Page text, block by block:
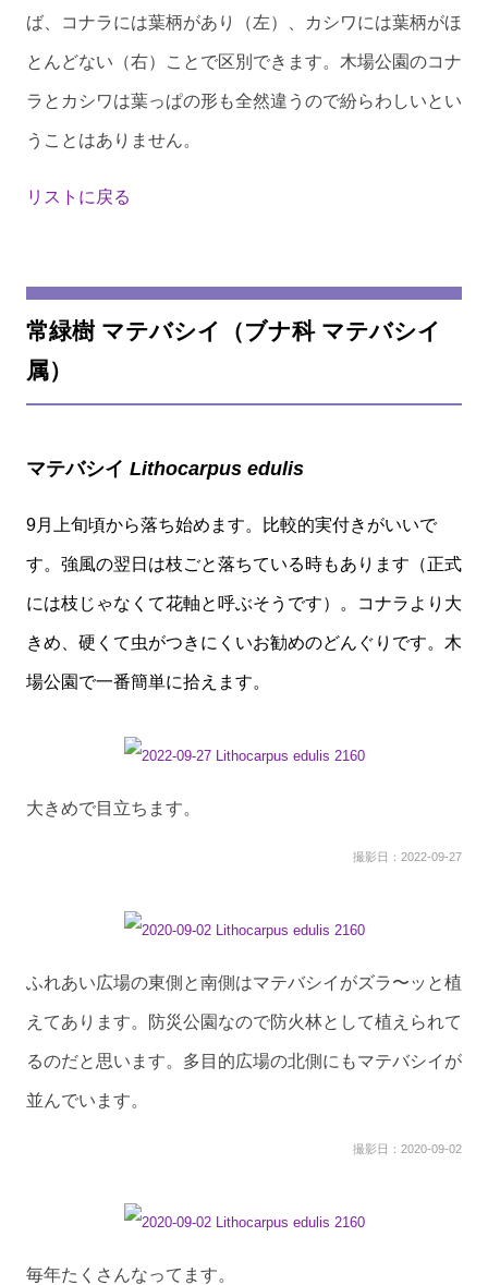
ば、コナラには葉柄があり（左）、カシワには葉柄がほ
とんどない（右）ことで区別できます。木場公園のコナ
ラとカシワは葉っぱの形も全然違うので紛らわしいとい
うことはありません。
リストに戻る
常緑樹 マテバシイ（ブナ科 マテバシイ
属）
マテバシイ Lithocarpus edulis
9月上旬頃から落ち始めます。比較的実付きがいいで
す。強風の翌日は枝ごと落ちている時もあります（正式
には枝じゃなくて花軸と呼ぶそうです）。コナラより大
きめ、硬くて虫がつきにくいお勧めのどんぐりです。木
場公園で一番簡単に拾えます。
大きめで目立ちます。
撮影日：2022-09-27
ふれあい広場の東側と南側はマテバシイがズラ〜ッと植
えてあります。防災公園なので防火林として植えられて
るのだと思います。多目的広場の北側にもマテバシイが
並んでいます。
撮影日：2020-09-02
毎年たくさんなってます。